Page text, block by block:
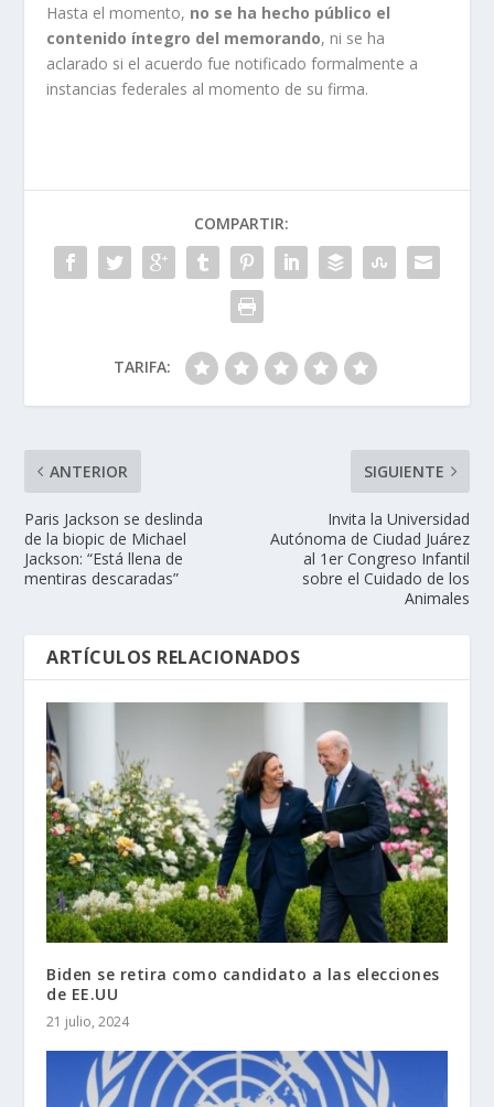
Hasta el momento, no se ha hecho público el
contenido íntegro del memorando, ni se ha
aclarado si el acuerdo fue notificado formalmente a
instancias federales al momento de su firma.
COMPARTIR:
TARIFA:
ANTERIOR
Paris Jackson se deslinda
de la biopic de Michael
Jackson: “Está llena de
mentiras descaradas”
SIGUIENTE
Invita la Universidad
Autónoma de Ciudad Juárez
al 1er Congreso Infantil
sobre el Cuidado de los
Animales
ARTÍCULOS RELACIONADOS
Biden se retira como candidato a las elecciones
de EE.UU
21 julio, 2024